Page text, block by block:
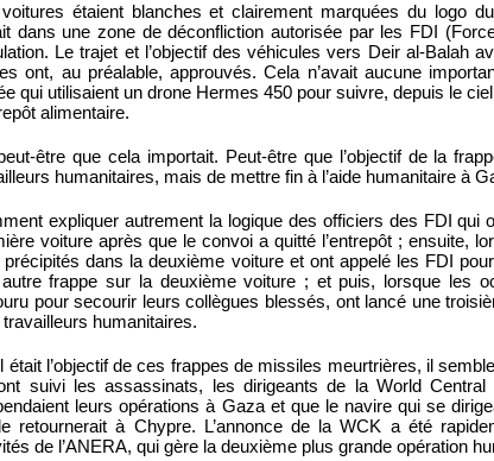
étaient blanches et clairement marquées du logo
dans une zone de déconfliction autorisée par les FDI
Le trajet et l’objectif des véhicules vers Deir al-Balah
ont, au préalable, approuvés. Cela n’avait aucune
qui utilisaient un drone Hermes 450 pour suivre, depuis le
alimentaire.
être que cela importait. Peut-être que l’objectif de la
humanitaires, mais de mettre fin à l’aide humanitaire à
expliquer autrement la logique des officiers des FDI qui
voiture après que le convoi a quitté l’entrepôt ; ensuite,
précipités dans la deuxième voiture et ont appelé les FDI
frappe sur la deuxième voiture ; et puis, lorsque les
pour secourir leurs collègues blessés, ont lancé une
humanitaires.
était l’objectif de ces frappes de missiles meurtrières, il
suivi les assassinats, les dirigeants de la World Central
leurs opérations à Gaza et que le navire qui se
retournerait à Chypre. L’annonce de la WCK a été
de l’ANERA, qui gère la deuxième plus grande opération